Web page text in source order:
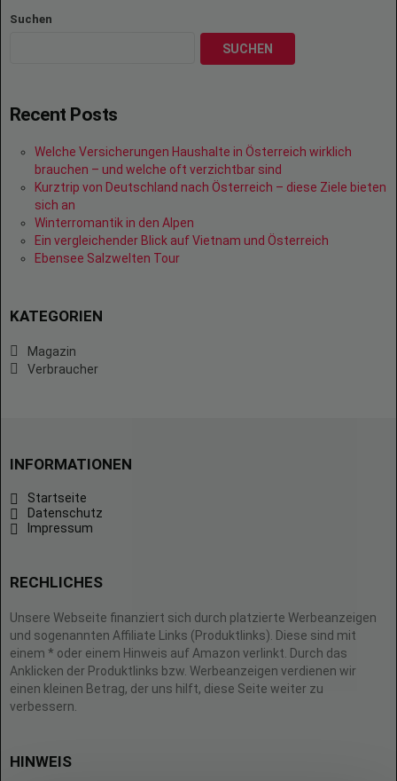
Suchen
SUCHEN
Recent Posts
Welche Versicherungen Haushalte in Österreich wirklich
brauchen – und welche oft verzichtbar sind
Kurztrip von Deutschland nach Österreich – diese Ziele bieten
sich an
Winterromantik in den Alpen
Ein vergleichender Blick auf Vietnam und Österreich
Ebensee Salzwelten Tour
KATEGORIEN
Magazin
Verbraucher
INFORMATIONEN
Startseite
Datenschutz
Impressum
RECHLICHES
Unsere Webseite finanziert sich durch platzierte Werbeanzeigen
und sogenannten Affiliate Links (Produktlinks). Diese sind mit
einem * oder einem Hinweis auf Amazon verlinkt. Durch das
Anklicken der Produktlinks bzw. Werbeanzeigen verdienen wir
einen kleinen Betrag, der uns hilft, diese Seite weiter zu
verbessern.
HINWEIS